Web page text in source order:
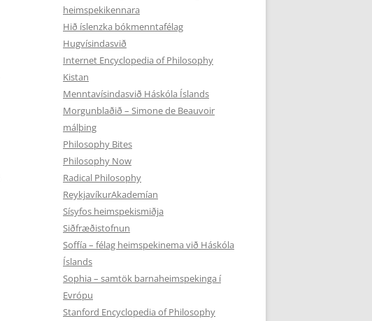
heimspekikennara
Hið íslenzka bókmenntafélag
Hugvísindasvið
Internet Encyclopedia of Philosophy
Kistan
Menntavísindasvið Háskóla Íslands
Morgunblaðið – Simone de Beauvoir
málþing
Philosophy Bites
Philosophy Now
Radical Philosophy
ReykjavíkurAkademían
Sísyfos heimspekismiðja
Siðfræðistofnun
Soffía – félag heimspekinema við Háskóla
Íslands
Sophia – samtök barnaheimspekinga í
Evrópu
Stanford Encyclopedia of Philosophy